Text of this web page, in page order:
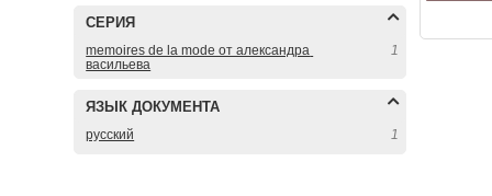
СЕРИЯ
memoires de la mode от александра
васильева
1
ЯЗЫК ДОКУМЕНТА
русский 1